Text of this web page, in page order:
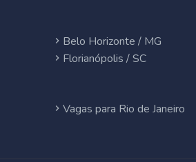
Belo Horizonte / MG
Florianópolis / SC
Vagas para Rio de Janeiro